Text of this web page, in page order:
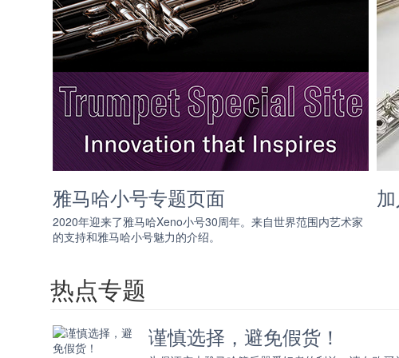
雅马哈小号专题页面
2020年迎来了雅马哈Xeno小号30周年。来自世界范围内艺术家
的支持和雅马哈小号魅力的介绍。
加
热点专题
谨慎选择，避免假货！